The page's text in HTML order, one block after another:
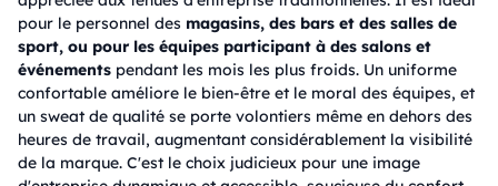
pour le personnel des magasins, des bars et des salles de
sport, ou pour les équipes participant à des salons et
événements pendant les mois les plus froids. Un uniforme
confortable améliore le bien-être et le moral des équipes, et
un sweat de qualité se porte volontiers même en dehors des
heures de travail, augmentant considérablement la visibilité
de la marque. C'est le choix judicieux pour une image